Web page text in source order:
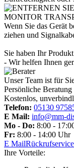
Wenn Sie das Gerät
ziehen und
Sie haben Ihr
- Wir helfen Ihnen
Unser Team ist für
Persönliche Beratung
Kostenlos,
Telefon: 05130
E Mail: info@mm-
Mo - Do: 8:00 -
Fr: 8:00 - 14:00 Uhr
E MailRückrufservice
Ihre Vorteile: